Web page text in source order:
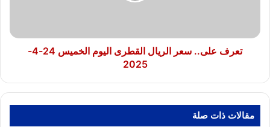
4-
2025
تعرف على.. سعر الريال القطرى اليوم الخميس 24-4-
2025
مقالات ذات صلة